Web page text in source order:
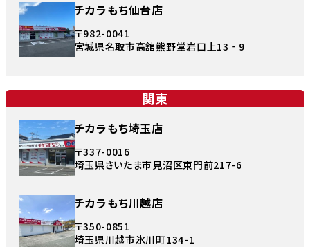
チカラもち仙台店
〒982-0041
宮城県名取市高舘熊野堂岩口上13‐9
関東
チカラもち埼玉店
〒337-0016
埼玉県さいたま市見沼区東門前217-6
チカラもち川越店
〒350-0851
埼玉県川越市氷川町134-1